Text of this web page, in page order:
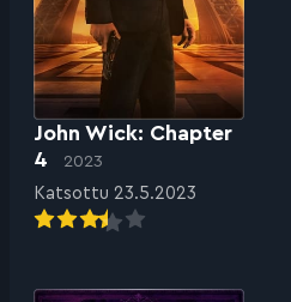
John Wick: Chapter
4
2023
Katsottu 23.5.2023